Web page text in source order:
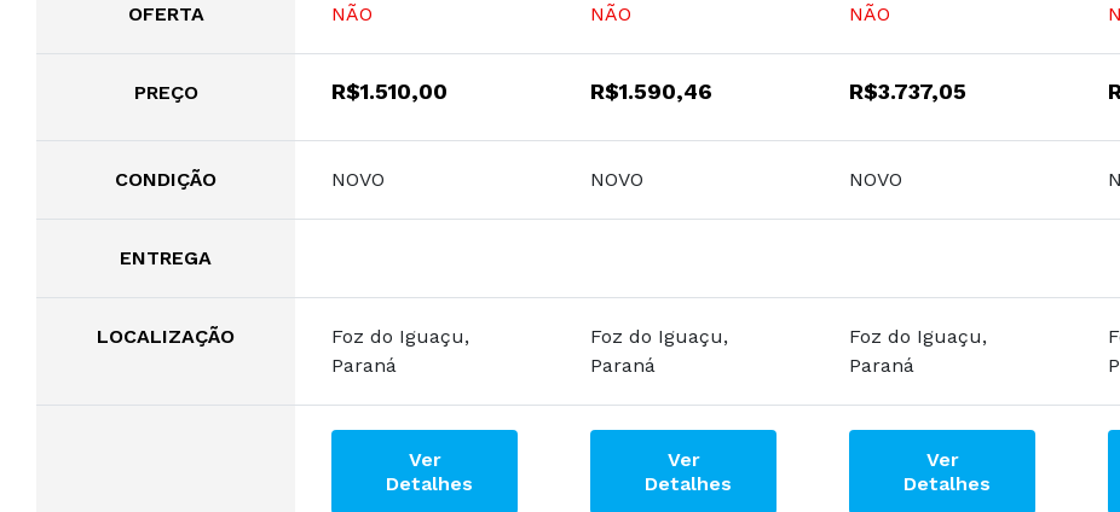
OFERTA NÃO NÃO NÃO
PREÇO R$1.510,00 R$1.590,46 R$3.737,05
CONDIÇÃO NOVO NOVO NOVO
ENTREGA
LOCALIZAÇÃO
Foz do Iguaçu,
Paraná
Foz do Iguaçu,
Paraná
Foz do Iguaçu,
Paraná
Ver
Detalhes
Ver
Detalhes
Ver
Detalhes